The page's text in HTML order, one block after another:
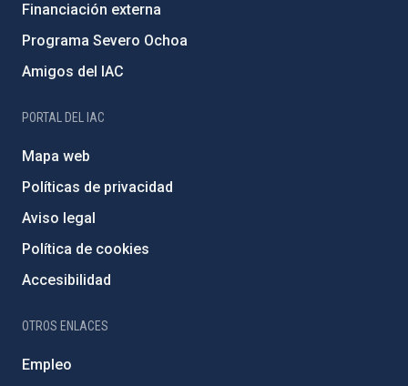
Financiación externa
Programa Severo Ochoa
Amigos del IAC
PORTAL DEL IAC
Mapa web
Políticas de privacidad
Aviso legal
Política de cookies
Accesibilidad
OTROS ENLACES
Empleo